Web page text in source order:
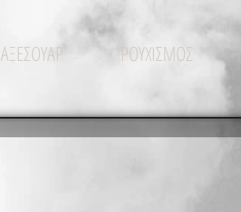
ΑΞΕΣΟΥΑΡ ΡΟΥΧΙΣΜΟΣ